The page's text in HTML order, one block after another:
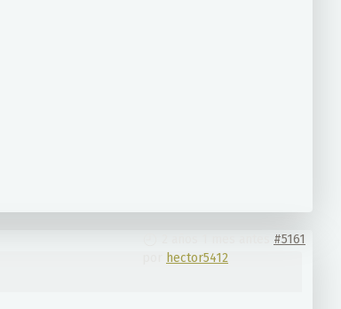
#5161
hector5412